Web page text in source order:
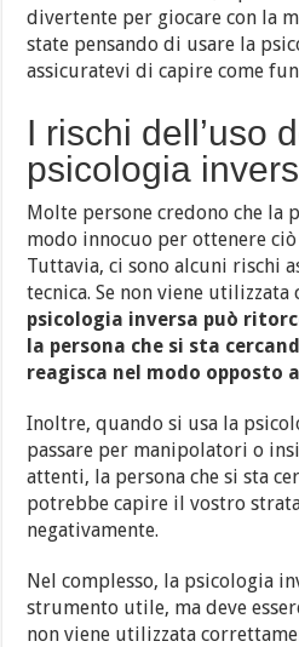
divertente per giocare con la
state pensando di usare la
assicuratevi di capire come
I rischi dell’uso
psicologia
Molte persone credono che la
modo innocuo per ottenere
Tuttavia, ci sono alcuni rischi
tecnica. Se non viene
psicologia inversa può
la persona che si sta
reagisca nel modo opposto
Inoltre, quando si usa la
passare per manipolatori o
attenti, la persona che si sta
potrebbe capire il vostro
negativamente.
Nel complesso, la psicologia
strumento utile, ma deve
non viene utilizzata